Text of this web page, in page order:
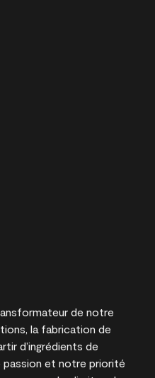
de notre
la fabrication de
d’ingrédients de
et notre priorité